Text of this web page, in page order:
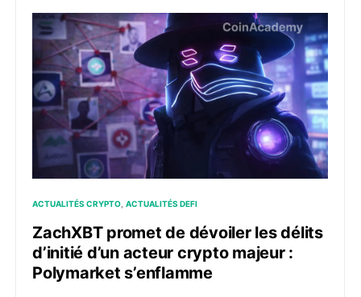
ZachXBT promet de dévoiler les délits d’initié d’un
ACTUALITÉS CRYPTO ACTUALITÉS DEFI
ZachXBT promet de dévoiler les délits
d’initié d’un acteur crypto majeur :
Polymarket s’enflamme